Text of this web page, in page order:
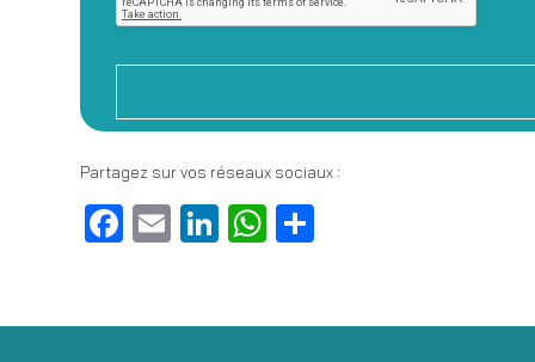
Partagez sur vos réseaux sociaux :
Facebook
EmailLinkedIn
WhatsApp